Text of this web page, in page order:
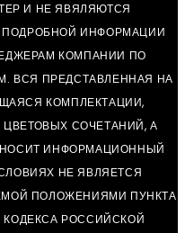
И НЕ ЯВЯЛЯЮТСЯ
ИНФОРМАЦИИ
КОМПАНИИ ПО
ВСЯ ПРЕДСТАВЛЕННАЯ НА
КОМПЛЕКТАЦИИ,
ЦВЕТОВЫХ СОЧЕТАНИЙ, А
ИНФОРМАЦИОННЫЙ
НЕ ЯВЛЯЕТСЯ
ПОЛОЖЕНИЯМИ ПУНКТА
КОДЕКСА РОССИЙСКОЙ